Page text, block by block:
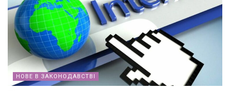
НОВЕ В ЗАКОНОДАВСТВІ